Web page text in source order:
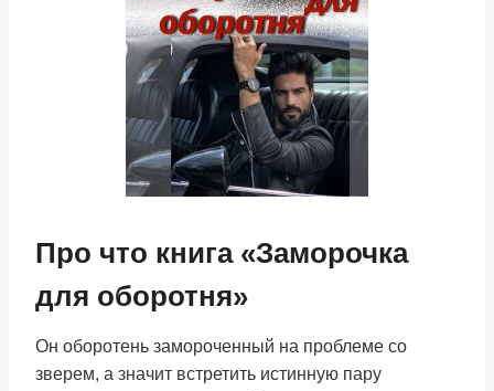
Про что книга «Заморочка
для оборотня»
Он оборотень замороченный на проблеме со
зверем, а значит встретить истинную пару